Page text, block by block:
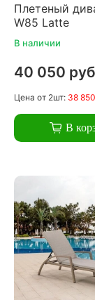
Плетеный
W85 Latte
В наличии
40 050
Цена от 2шт: 38
В